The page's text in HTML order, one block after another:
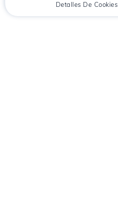
Detalles De Cookies
Cliente Carrito